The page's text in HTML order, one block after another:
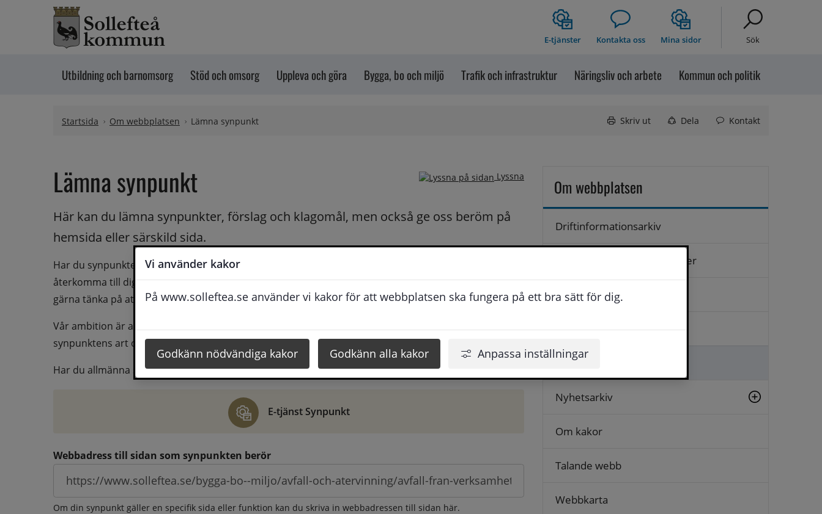
Vi använder kakor
På www.solleftea.se använder vi kakor för att webbplatsen ska fungera på ett bra sätt för dig.
Godkänn nödvändiga kakor Godkänn alla kakor Anpassa inställningar
Hoppa till innehåll
E-tjänster Kontakta oss Mina sidor Sök
Utbildning och barnomsorg Stöd och omsorg Uppleva och göra Bygga, bo och miljö Trafik och infrastruktur Näringsliv och arbete Kommun och politik
Startsida Om webbplatsen Lämna synpunkt Skriv ut Dela Kontakt
Lyssna
Lämna synpunkt
Här kan du lämna synpunkter, förslag och klagomål, men också ge oss beröm på
hemsida eller särskild sida.
Har du synpunkter på webbplatsen kan du skicka in dem via formuläret nedanför. Vill du att vi ska
återkomma till dig behöver du även fylla i dina kontaktuppgifter. När du skriver in din synpunkt får du
gärna tänka på att vara så tydlig som möjligt för att vi ska kunna hjälpa dig bättre.
Vår ambition är att besvara synpunkter så snart som möjligt, men svarstiden beror givetvis på
synpunktens art och omfång.
Har du allmänna synpunkter, klagomål eller beröm gör du det via e-tjänsten Synpunkt
E-tjänst Synpunkt
Webbadress till sidan som synpunkten berör
Om din synpunkt gäller en specifik sida eller funktion kan du skriva in webbadressen till sidan här.
Om webbplatsen
Driftinformationsarkiv
Hantering av personuppgifter
Kontakta oss
Logga in
Lämna synpunkt
Nyhetsarkiv
Om kakor
Talande webb
Webbkarta